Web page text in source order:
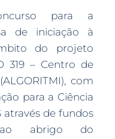
para a
de iniciação à
do projeto
319 – Centro de
com
para a Ciência
através de fundos
ao abrigo do